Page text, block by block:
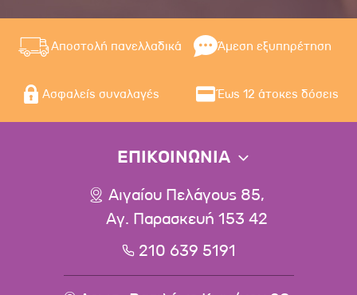
Αποστολή πανελλαδικά Άμεση εξυπηρέτηση
Ασφαλείς συναλαγές Έως 12 άτοκες δόσεις
ΕΠΙΚΟΙΝΩΝΙΑ
Αιγαίου Πελάγους 85,
Αγ. Παρασκευή 153 42
210 639 5191